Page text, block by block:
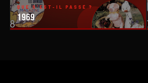
QUE S'EST-IL PASSÉ ?
1969